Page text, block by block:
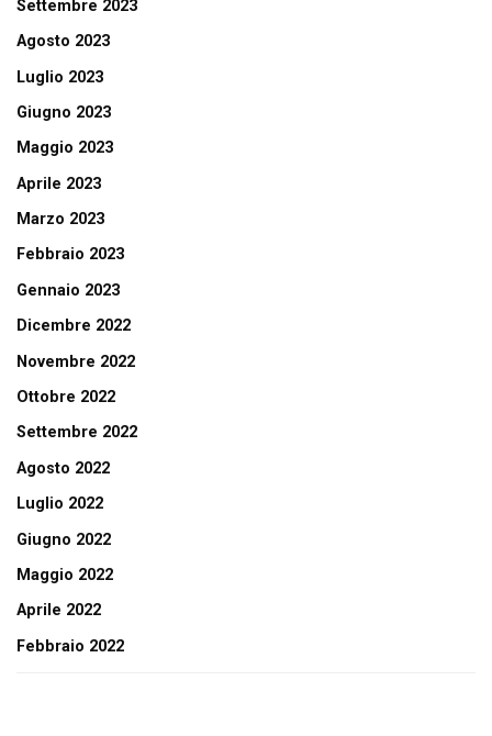
Settembre 2023
Agosto 2023
Luglio 2023
Giugno 2023
Maggio 2023
Aprile 2023
Marzo 2023
Febbraio 2023
Gennaio 2023
Dicembre 2022
Novembre 2022
Ottobre 2022
Settembre 2022
Agosto 2022
Luglio 2022
Giugno 2022
Maggio 2022
Aprile 2022
Febbraio 2022